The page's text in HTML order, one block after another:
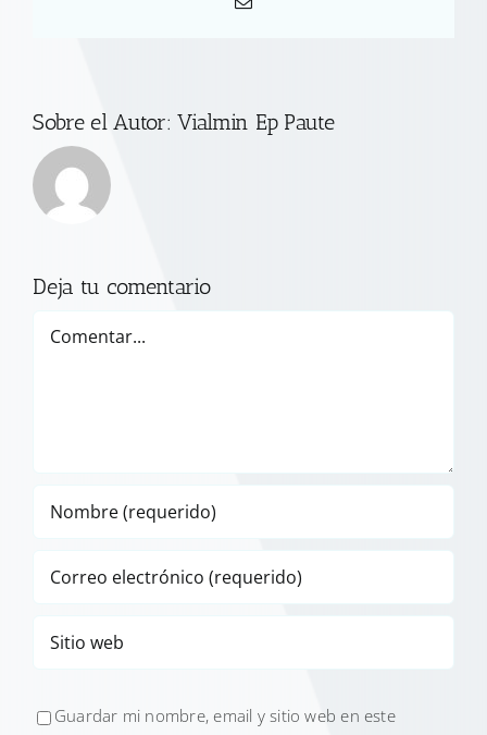
Sobre el Autor:Vialmin Ep Paute
Deja tu comentario
Guardar mi nombre, email y sitio web en este